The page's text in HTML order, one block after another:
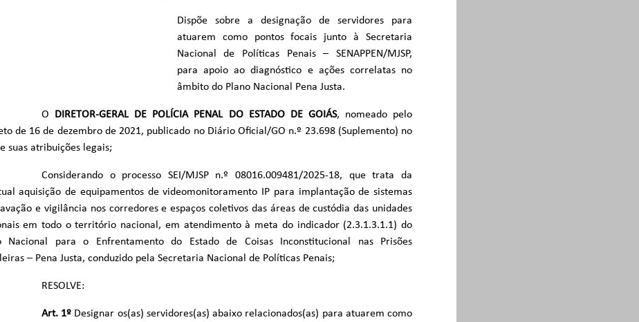
Dispõe sobre a designação de servidores para
atuarem como pontos focais junto à Secretaria
Nacional de Políticas Penais – SENAPPEN/MJSP,
para apoio ao diagnóstico e ações correlatas no
âmbito do Plano Nacional Pena Justa.
O DIRETOR-GERAL DE POLÍCIA PENAL DO ESTADO DE GOIÁS, nomeado pelo
de 16 de dezembro de 2021, publicado no Diário Oficial/GO n.º 23.698 (Suplemento) no
suas atribuições legais;
Considerando o processo SEI/MJSP n.º 08016.009481/2025-18, que trata da
aquisição de equipamentos de videomonitoramento IP para implantação de sistemas
e vigilância nos corredores e espaços coletivos das áreas de custódia das unidades
em todo o território nacional, em atendimento à meta do indicador (2.3.1.3.1.1) do
Nacional para o Enfrentamento do Estado de Coisas Inconstitucional nas Prisões
– Pena Justa, conduzido pela Secretaria Nacional de Políticas Penais;
RESOLVE:
Art. 1º Designar os(as) servidores(as) abaixo relacionados(as) para atuarem como